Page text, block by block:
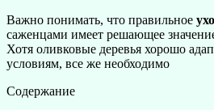
Важно понимать, что правильное
саженцами имеет решающее
Хотя оливковые деревья хорошо
условиям, все же необходимо
Содержание